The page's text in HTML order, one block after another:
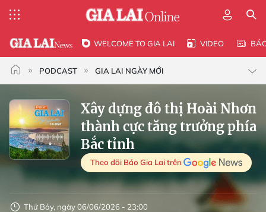
WELCOME TO GIA LAI VIDEO
PODCAST GIA LAI NGÀY MỚI
Xây dựng đô thị Hoài Nhơn
thành cực tăng trưởng phía
Bắc tỉnh
Theo dõi Báo Gia Lai trên
Thứ Bảy, ngày 06/06/2026 - 23:00